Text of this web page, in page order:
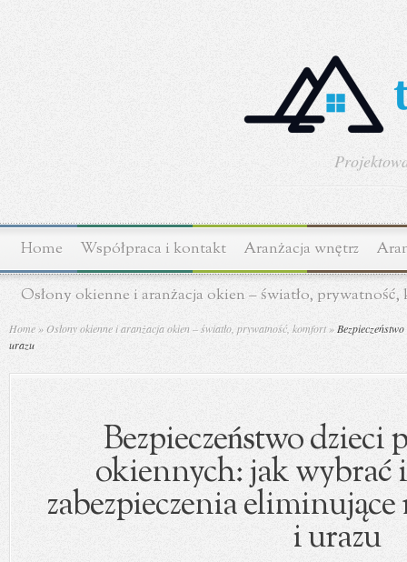
Home Współpraca i kontakt Aranżacja wnętrz
Osłony okienne i aranżacja okien – światło,
Home » Osłony okienne i aranżacja okien – światło, prywatność, komfort »
urazu
Bezpieczeństwo dzieci
okiennych: jak wybrać
zabezpieczenia
i urazu